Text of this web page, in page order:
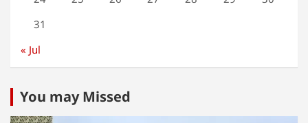
31
« Jul
You may Missed